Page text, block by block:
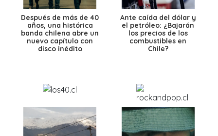
Después de más de 40
años, una histórica
banda chilena abre un
nuevo capítulo con
disco inédito
Ante caída del dólar y
el petróleo: ¿Bajarán
los precios de los
combustibles en
Chile?